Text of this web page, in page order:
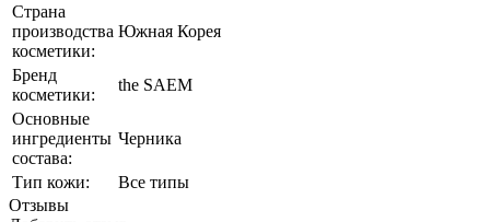
Страна
производства
косметики:
Южная Корея
Бренд
косметики:
the SAEM
Основные
ингредиенты
состава:
Черника
Тип кожи:
Все типы
Отзывы